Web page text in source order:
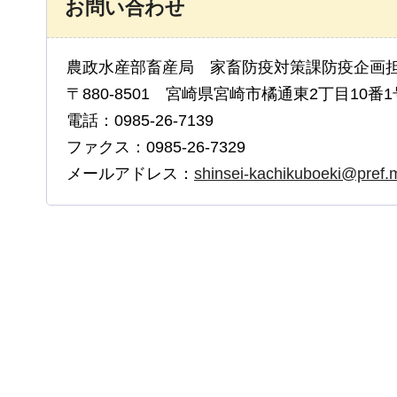
お問い合わせ
農政水産部畜産局 家畜防疫対策課防疫企画
〒880-8501 宮崎県宮崎市橘通東2丁目10番1
電話：0985-26-7139
ファクス：0985-26-7329
メールアドレス： shinsei-